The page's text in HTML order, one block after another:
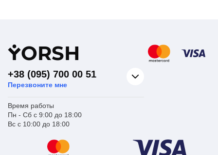
YORSH
+38 (095) 700 00 51
Перезвоните мне
Время работы
Пн - Сб с 9:00 до 18:00
Вс с 10:00 до 18:00